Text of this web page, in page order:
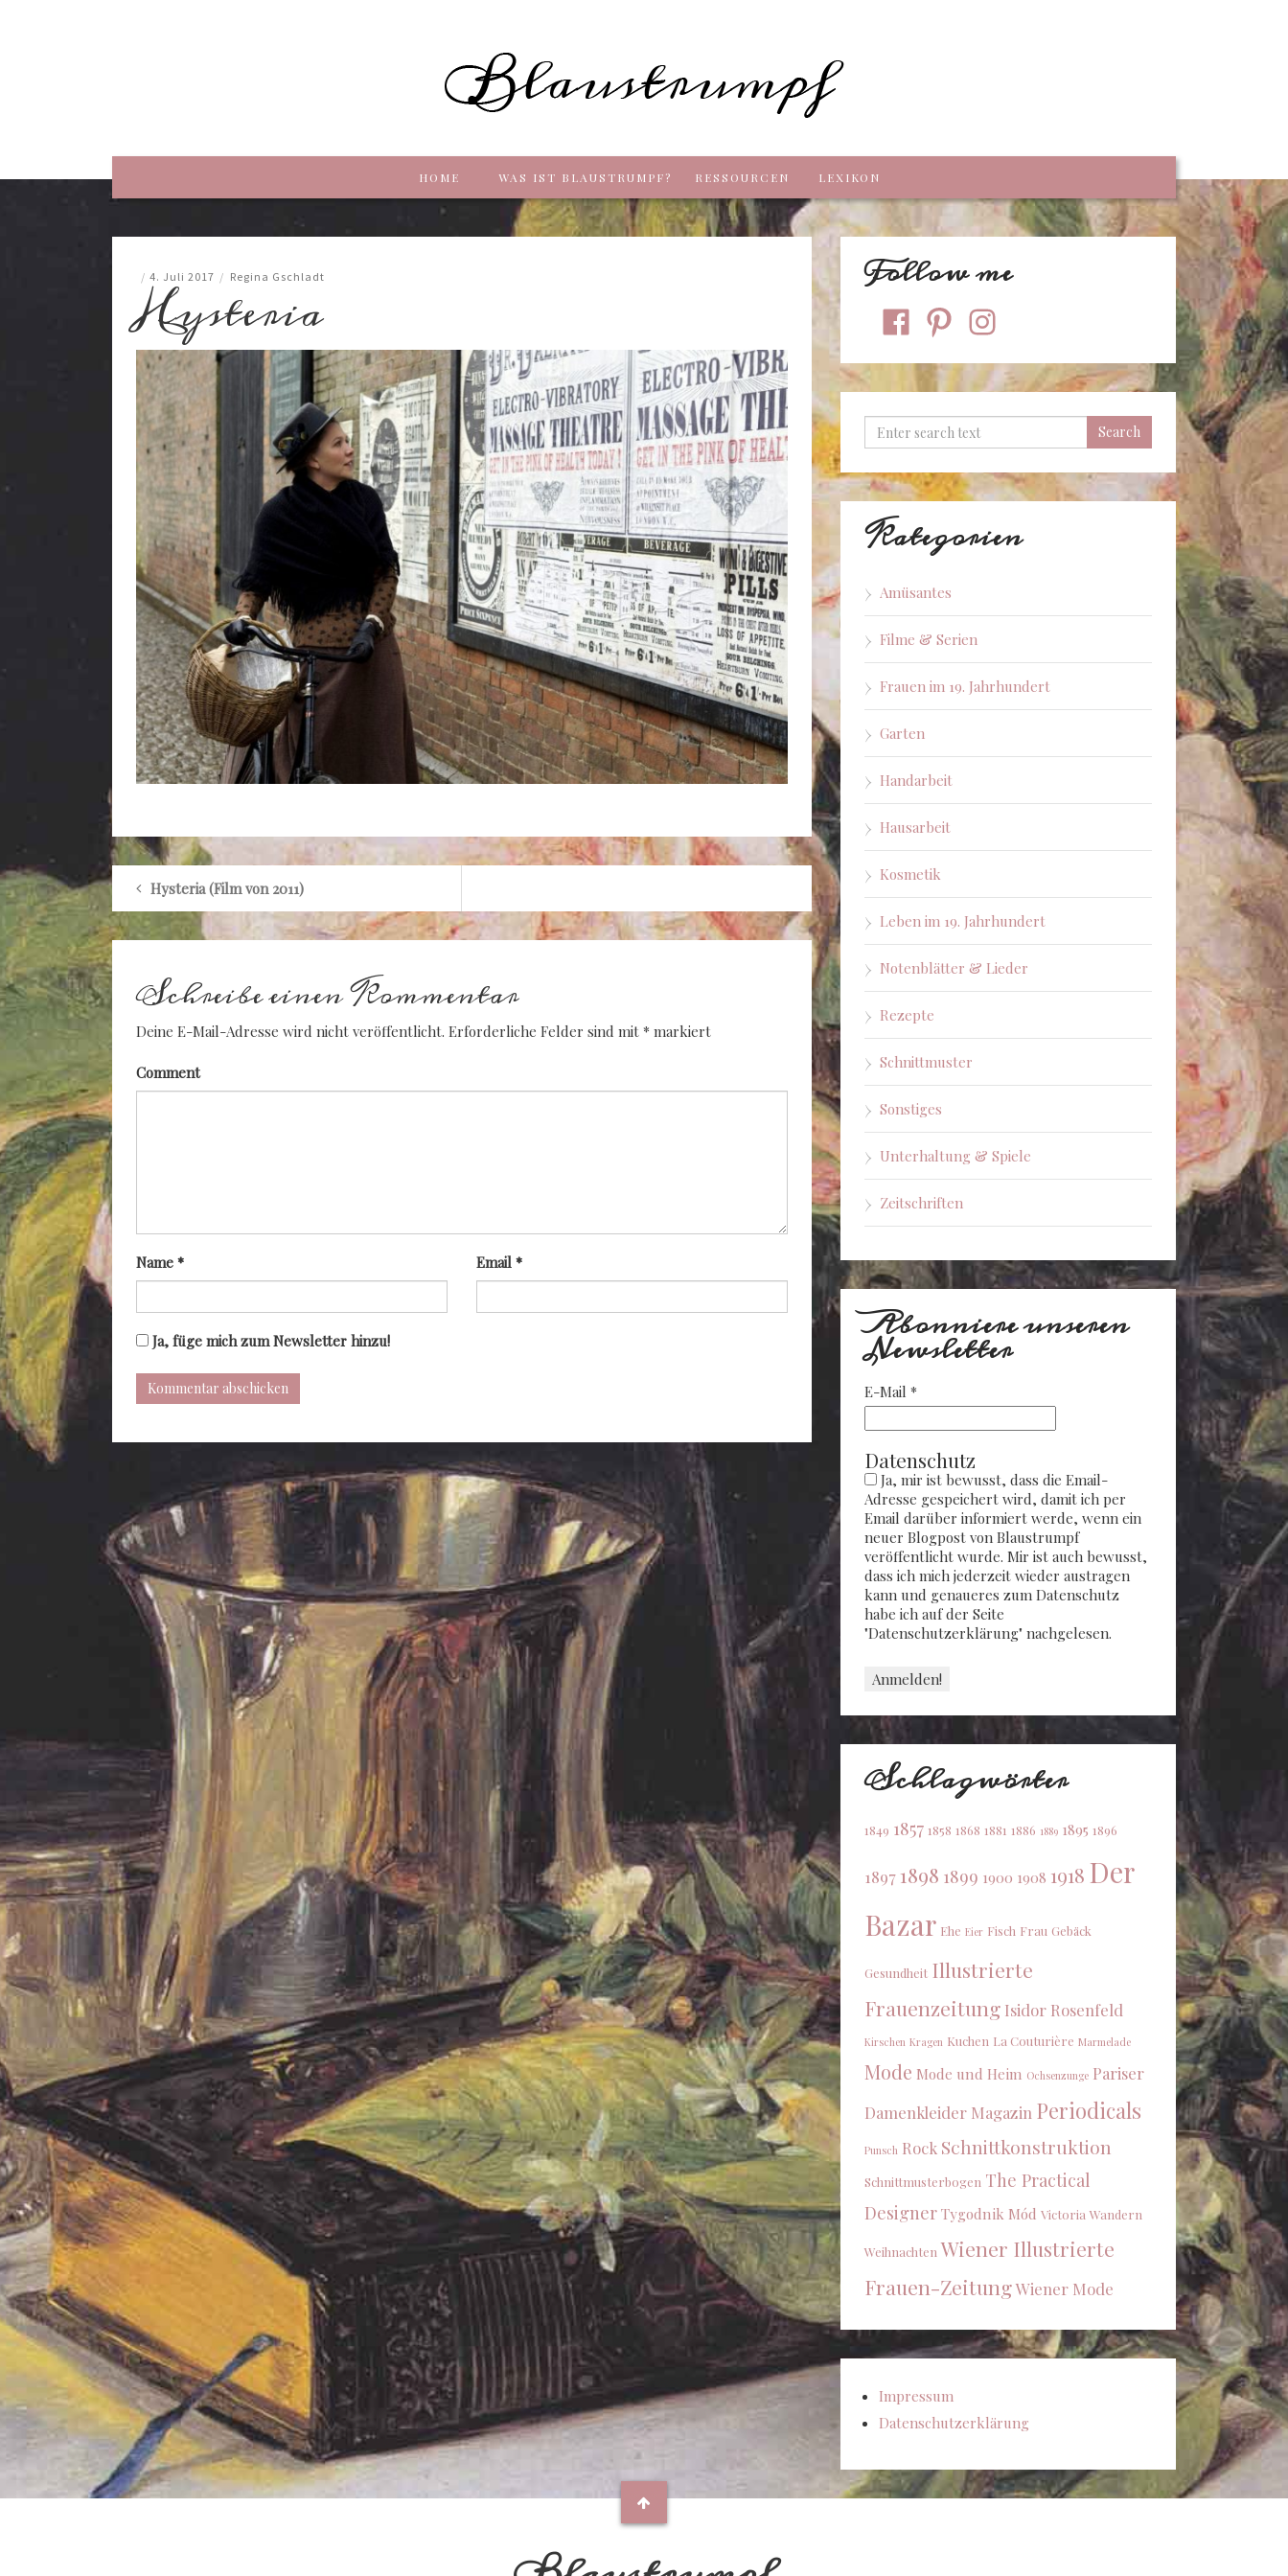
Blaustrumpf
HOME WAS IST BLAUSTRUMPF? RESSOURCEN LEXIKON
/ 4. Juli 2017 / Regina Gschladt
Hysteria
Hysteria (Film von 2011)
Schreibe einen Kommentar
Deine E-Mail-Adresse wird nicht veröffentlicht. Erforderliche Felder sind mit * markiert
Comment
Name * Email *
Ja, füge mich zum Newsletter hinzu!
Follow me
facebookpinterestinstagram
Kategorien
Amüsantes
Filme & Serien
Frauen im 19. Jahrhundert
Garten
Handarbeit
Hausarbeit
Kosmetik
Leben im 19. Jahrhundert
Notenblätter & Lieder
Rezepte
Schnittmuster
Sonstiges
Unterhaltung & Spiele
Zeitschriften
Abonniere unseren
Newsletter
E-Mail *
Datenschutz
Ja, mir ist bewusst, dass die Email-
Adresse gespeichert wird, damit ich per
Email darüber informiert werde, wenn ein
neuer Blogpost von Blaustrumpf
veröffentlicht wurde. Mir ist auch bewusst,
dass ich mich jederzeit wieder austragen
kann und genaueres zum Datenschutz
habe ich auf der Seite
"Datenschutzerklärung" nachgelesen.
Schlagwörter
1849 1857 1858 1868 1881 1886 1889 1895 1896
18971898 1899 1900 1908 1918 Der
Bazar Ehe Eier Fisch Frau Gebäck
Gesundheit Illustrierte
Frauenzeitung Isidor Rosenfeld
Kirschen Kragen Kuchen La Couturière Marmelade
Mode Mode und Heim Ochsenzunge Pariser
Damenkleider Magazin Periodicals
Punsch Rock Schnittkonstruktion
Schnittmusterbogen The Practical
Designer Tygodnik Mód Victoria Wandern
Weihnachten Wiener Illustrierte
Frauen-ZeitungWiener Mode
Impressum
Datenschutzerklärung